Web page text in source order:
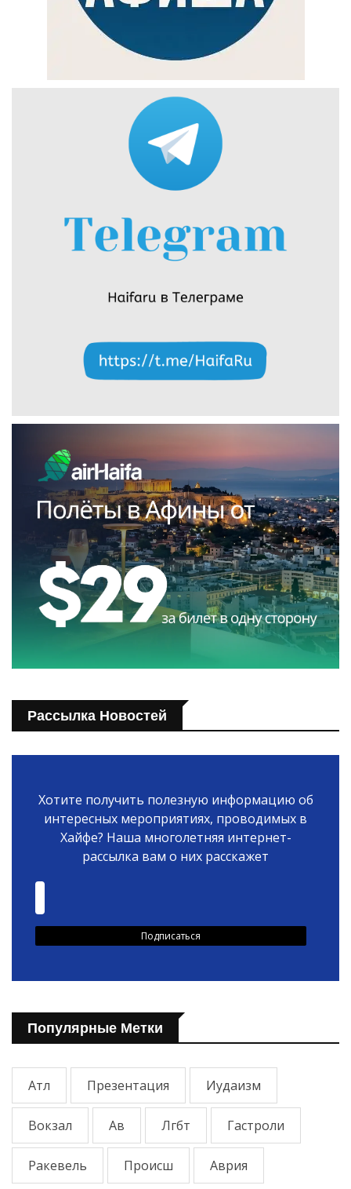
Рассылка Новостей
Хотите получить полезную информацию об
интересных мероприятиях, проводимых в
Хайфе? Наша многолетняя интернет-
рассылка вам о них расскажет
Популярные Метки
Атл Презентация Иудаизм
Вокзал Ав Лгбт Гастроли
Ракевель Происш Аврия